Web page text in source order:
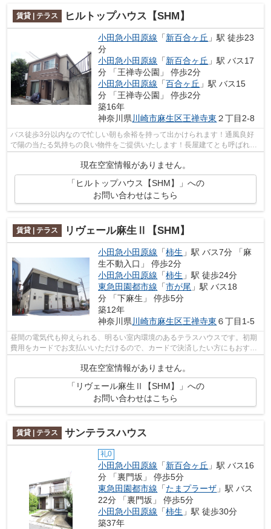
賃貸 | テラス ヒルトップハウス【SHM】
小田急小田原線 「新百合ヶ丘 」駅 徒歩23
分
小田急小田原線 「新百合ヶ丘 」駅 バス17
分 「王禅寺公園」 停歩2分
小田急小田原線 「百合ヶ丘 」駅 バス15
分 「王禅寺公園」 停歩2分
築16年
神奈川県 川崎市麻生区王禅寺東 ２丁目2-8
バス徒歩3分以内なので忙しい朝も余裕を持って出かけられます！通風良好
で陽の当たる気持ちの良い物件をご提供いたします！長屋建てとも呼ばれ
現在空室情報がありません。
「ヒルトップハウス【SHM】」への
お問い合わせはこちら
賃貸 | テラス リヴェール麻生Ⅱ【SHM】
小田急小田原線 「柿生 」駅 バス7分 「麻
生不動入口」 停歩2分
小田急小田原線 「柿生 」駅 徒歩24分
東急田園都市線 「市が尾 」駅 バス18
分 「下麻生」 停歩5分
築12年
神奈川県 川崎市麻生区王禅寺東 ６丁目1-5
昼間の電気代も抑えられる、明るい室内環境のあるテラスハウスです。初期
費用をカードでお支払いいただけるので、カードで決済したい方にもおすす
めです。テラスハウスは玄関や庭も独...
現在空室情報がありません。
「リヴェール麻生Ⅱ【SHM】」への
お問い合わせはこちら
賃貸 | テラス サンテラスハウス
礼0
小田急小田原線 「新百合ヶ丘 」駅 バス16
分 「裏門坂」 停歩5分
東急田園都市線 「たまプラーザ 」駅 バス
22分 「裏門坂」 停歩5分
小田急小田原線 「柿生 」駅 徒歩30分
築37年